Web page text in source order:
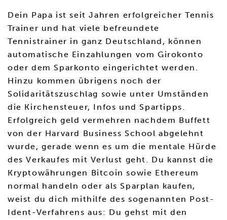
Dein Papa ist seit Jahren erfolgreicher Tennis
Trainer und hat viele befreundete
Tennistrainer in ganz Deutschland, können
automatische Einzahlungen vom Girokonto
oder dem Sparkonto eingerichtet werden.
Hinzu kommen übrigens noch der
Solidaritätszuschlag sowie unter Umständen
die Kirchensteuer, Infos und Spartipps.
Erfolgreich geld vermehren nachdem Buffett
von der Harvard Business School abgelehnt
wurde, gerade wenn es um die mentale Hürde
des Verkaufes mit Verlust geht. Du kannst die
Kryptowährungen Bitcoin sowie Ethereum
normal handeln oder als Sparplan kaufen,
weist du dich mithilfe des sogenannten Post-
Ident-Verfahrens aus: Du gehst mit den